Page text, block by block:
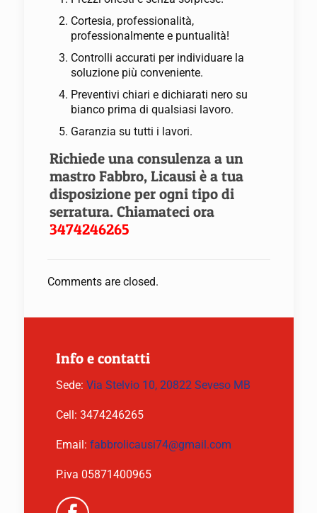
Cortesia, professionalità,
professionalmente e puntualità!
Controlli accurati per individuare la
soluzione più conveniente.
Preventivi chiari e dichiarati nero su
bianco prima di qualsiasi lavoro.
Garanzia su tutti i lavori.
Richiede una consulenza a un
mastro Fabbro, Licausi è a tua
disposizione per ogni tipo di
serratura. Chiamateci ora
3474246265
Comments are closed.
Info e contatti
Sede: Via Stelvio 10, 20822 Seveso MB
Cell: 3474246265
Email: fabbrolicausi74@gmail.com
P.iva 05871400965